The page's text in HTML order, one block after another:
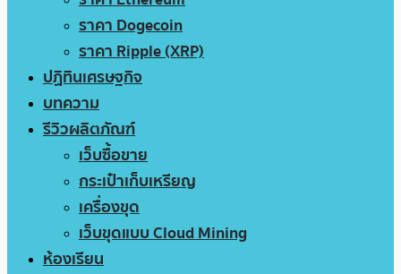
ราคา Dogecoin
ราคา Ripple (XRP)
ปฏิทินเศรษฐกิจ
บทความ
รีวิวผลิตภัณฑ์
เว็บซื้อขาย
กระเป๋าเก็บเหรียญ
เครื่องขุด
เว็บขุดแบบ Cloud Mining
ห้องเรียน